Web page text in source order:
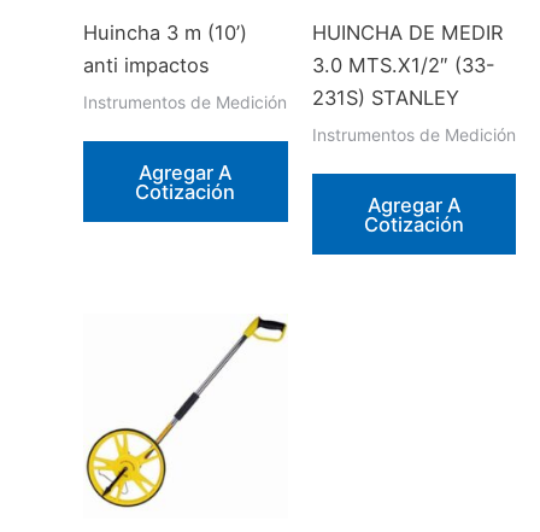
Huincha 3 m (10’)
anti impactos
Instrumentos de Medición
Agregar A
Cotización
HUINCHA DE MEDIR
3.0 MTS.X1/2″ (33-
231S) STANLEY
Instrumentos de Medición
Agregar A
Cotización